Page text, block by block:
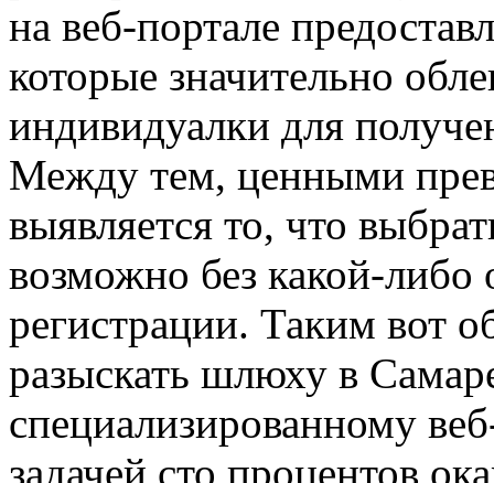
на веб-портале
которые значительно
индивидуалки для
Между тем, ценными
выявляется то, что
возможно без какой-
регистрации. Таким вот
разыскать шлюху в
специализированному
задачей сто процентов